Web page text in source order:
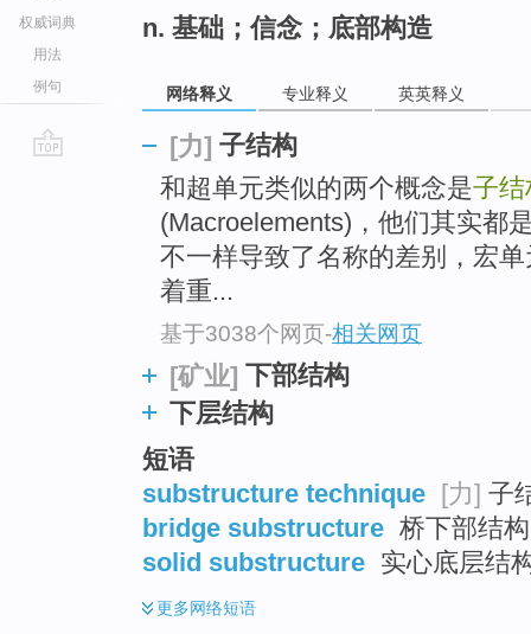
权威词典
用法
例句
n. 基础；信念；底部构造
网络释义 专业释义 英英释义
[力] 子结构
和超单元类似的两个概念是子结
(Macroelements)，他们其实都
不一样导致了名称的差别，宏
着重...
基于3038个网页-相关网页
[矿业] 下部结构
下层结构
短语
substructure technique [力] 子
bridge substructure 桥下部结
solid substructure 实心底层结
更多网络短语